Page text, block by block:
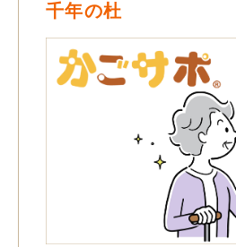
千年の杜